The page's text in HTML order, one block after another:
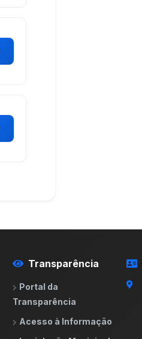
Transparência
Portal da
Transparência
Acesso à Informação